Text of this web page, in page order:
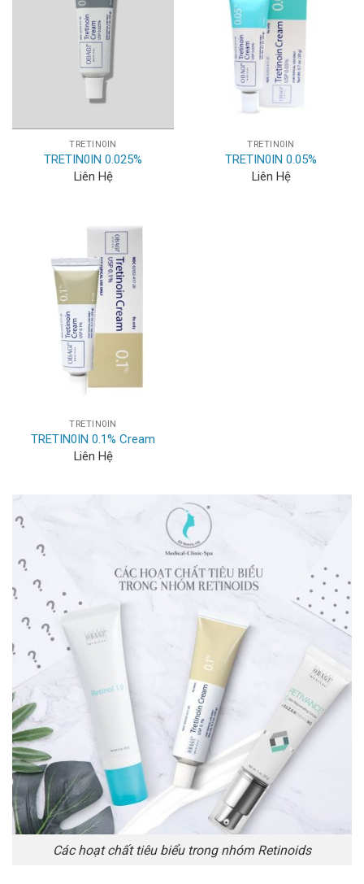
TRETIN0IN
TRETIN0IN 0.025%
Liên Hệ
TRETIN0IN
TRETIN0IN 0.05%
Liên Hệ
TRETIN0IN
TRETIN0IN 0.1% Cream
Liên Hệ
Các hoạt chất tiêu biểu trong nhóm Retinoids